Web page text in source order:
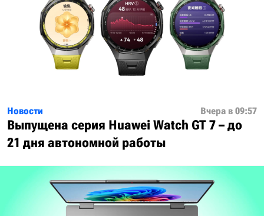
Новости Вчера в 09:57
Выпущена серия Huawei Watch GT 7 – до
21 дня автономной работы